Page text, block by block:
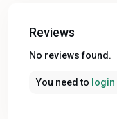
Reviews
No reviews found.
You need to login